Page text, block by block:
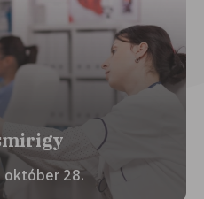
október 28.